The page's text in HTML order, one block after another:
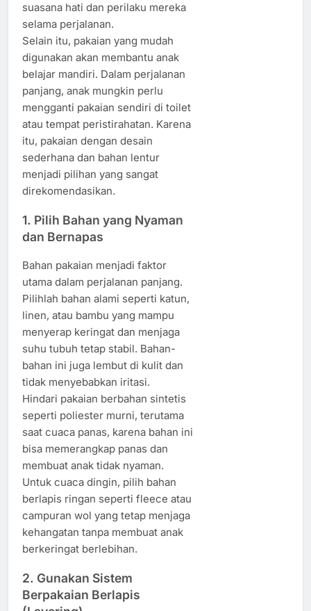
suasana hati dan perilaku mereka
selama perjalanan.
Selain itu, pakaian yang mudah
digunakan akan membantu anak
belajar mandiri. Dalam perjalanan
panjang, anak mungkin perlu
mengganti pakaian sendiri di toilet
atau tempat peristirahatan. Karena
itu, pakaian dengan desain
sederhana dan bahan lentur
menjadi pilihan yang sangat
direkomendasikan.
1. Pilih Bahan yang Nyaman
dan Bernapas
Bahan pakaian menjadi faktor
utama dalam perjalanan panjang.
Pilihlah bahan alami seperti katun,
linen, atau bambu yang mampu
menyerap keringat dan menjaga
suhu tubuh tetap stabil. Bahan-
bahan ini juga lembut di kulit dan
tidak menyebabkan iritasi.
Hindari pakaian berbahan sintetis
seperti poliester murni, terutama
saat cuaca panas, karena bahan ini
bisa memerangkap panas dan
membuat anak tidak nyaman.
Untuk cuaca dingin, pilih bahan
berlapis ringan seperti fleece atau
campuran wol yang tetap menjaga
kehangatan tanpa membuat anak
berkeringat berlebihan.
2. Gunakan Sistem
Berpakaian Berlapis